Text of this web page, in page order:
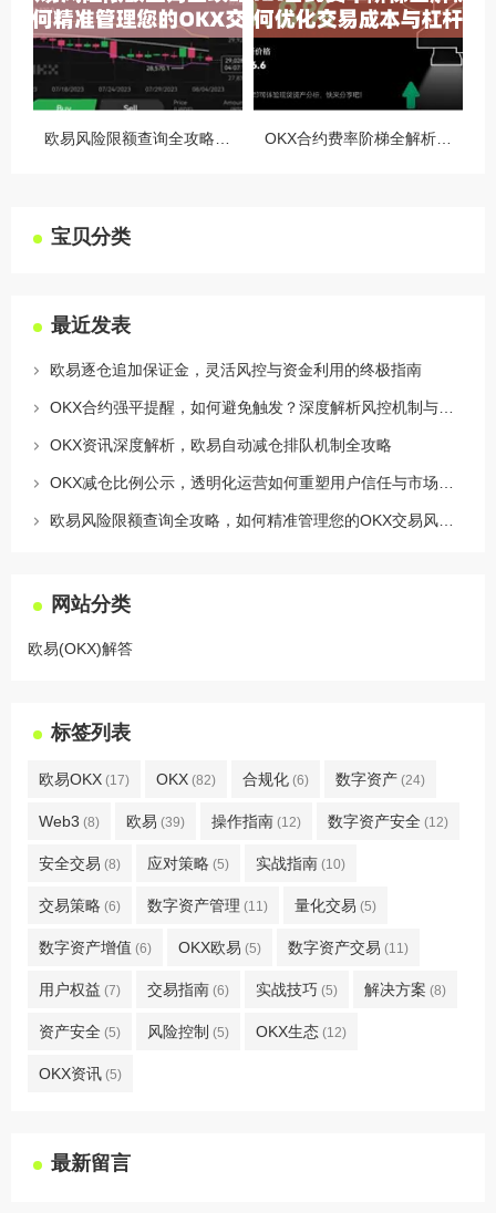
宝贝分类
最近发表
欧易逐仓追加保证金，灵活风控与资金利用的终极指南
OKX资讯深度解析，欧易自动减仓排队机制全攻略
网站分类
欧易(OKX)解答
标签列表
欧易OKX (17) OKX (82) 合规化 (6) 数字资产 (24)
Web3 (8) 欧易 (39) 操作指南 (12) 数字资产安全 (12)
安全交易 (8) 应对策略 (5) 实战指南 (10)
交易策略 (6) 数字资产管理 (11) 量化交易 (5)
数字资产增值 (6) OKX欧易 (5) 数字资产交易 (11)
用户权益 (7) 交易指南 (6) 实战技巧 (5) 解决方案 (8)
资产安全 (5) 风险控制 (5) OKX生态 (12)
OKX资讯 (5)
最新留言